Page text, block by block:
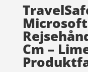
Microsoft
Cm –